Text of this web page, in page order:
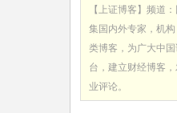
【上证博客】频道
集国内外专家，机
类博客，为广大中
台，建立财经博客
业评论。